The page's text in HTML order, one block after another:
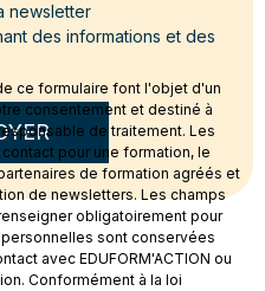
newsletter
des informations et des
ce formulaire font l'objet d'un
consentement et destiné à
de traitement. Les
pour une formation, le
de formation agréés et
de newsletters. Les champs
obligatoirement pour
sont conservées
avec EDUFORM'ACTION ou
Conformément à la loi